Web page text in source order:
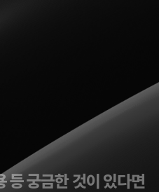
등 궁금한 것이 있다면